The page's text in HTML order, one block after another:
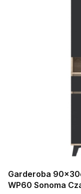
Garderoba
WP60